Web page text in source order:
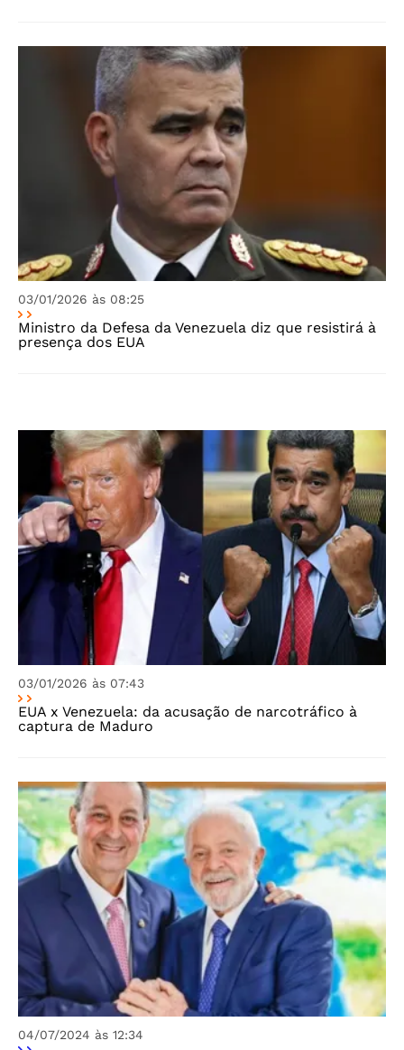
03/01/2026 às 08:25
Ministro da Defesa da Venezuela diz que resistirá à
presença dos EUA
03/01/2026 às 07:43
EUA x Venezuela: da acusação de narcotráfico à
captura de Maduro
04/07/2024 às 12:34